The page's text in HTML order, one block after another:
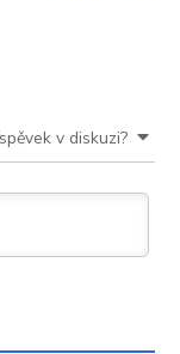
v diskuzi?